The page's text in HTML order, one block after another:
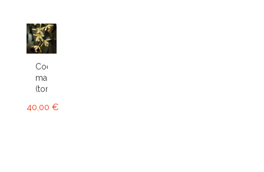
Coelogyne
massangeana
(tomentosa)
40,00 €